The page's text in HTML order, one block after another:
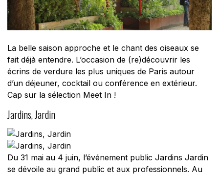
La belle saison approche et le chant des oiseaux se
fait déjà entendre. L’occasion de (re)découvrir les
écrins de verdure les plus uniques de Paris autour
d’un déjeuner, cocktail ou conférence en extérieur.
Cap sur la sélection Meet In !
Jardins, Jardin
Du 31 mai au 4 juin, l’événement public Jardins Jardin
se dévoile au grand public et aux professionnels. Au